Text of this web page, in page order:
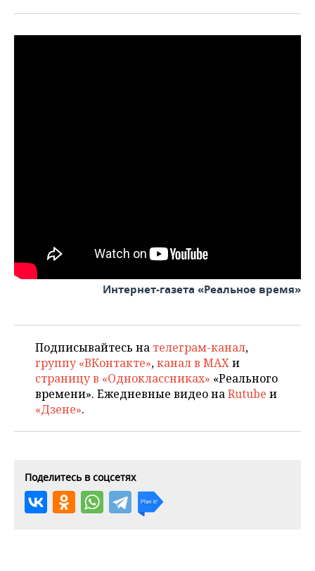
ВОЛЕЙБОЛ
ИСТОРИЯ
СПИСОК ПЕРСОН
Интернет-газета «Реальное время»
Подписывайтесь на телеграм-канал,
группу «ВКонтакте»,канал в MAXи
страницу в «Одноклассниках» «Реального
времени». Ежедневные видео наRutube и
«Дзене».
Поделитесь в соцсетях